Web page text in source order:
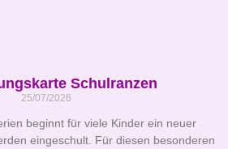
Schulranzen
25/07/2026
beginnt für viele Kinder ein neuer
eingeschult. Für diesen besonderen